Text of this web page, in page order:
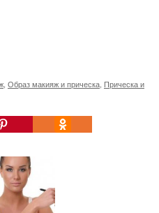
, Образ макияж и прическа, Прическа и